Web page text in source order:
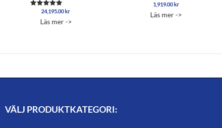
Betygsatt
av 5
24,195.00 kr
Läs mer ->
Betygsatt
av 5
1,919.00 kr
Läs mer ->
VÄLJ PRODUKTKATEGORI: